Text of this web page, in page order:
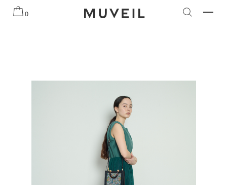
らせ 2026 AUTUMN WINTER COLLECTION 2026
0